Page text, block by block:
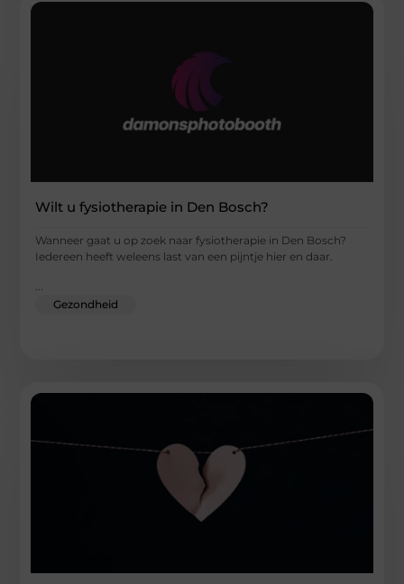
Wilt u fysiotherapie in Den Bosch?
Wanneer gaat u op zoek naar fysiotherapie in Den Bosch?
Iedereen heeft weleens last van een pijntje hier en daar.
Gezondheid